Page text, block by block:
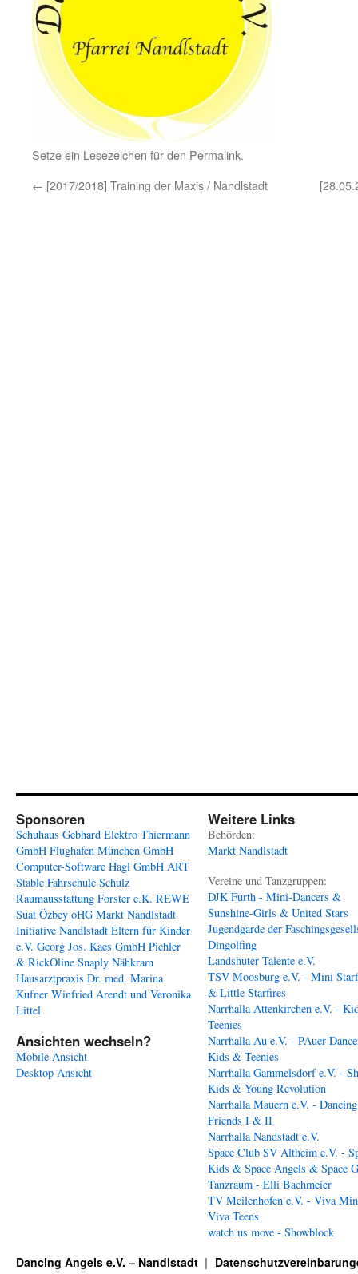
Setze ein Lesezeichen für den Permalink.
← [2017/2018] Training der Maxis / Nandlstadt
Sponsoren
Schuhaus Gebhard Elektro Thiermann
GmbH Flughafen München GmbH
Computer-Software Hagl GmbH ART
Stable Fahrschule Schulz
Raumausstattung Forster e.K. REWE
Suat Özbey oHG Markt Nandlstadt
Initiative Nandlstadt Eltern für Kinder
e.V. Georg Jos. Kaes GmbH Pichler
& RickOline Snaply Nähkram
Hausarztpraxis Dr. med. Marina
Kufner Winfried Arendt und Veronika
Littel
Ansichten wechseln?
Mobile Ansicht
Desktop Ansicht
Weitere Links
Behörden:
Markt Nandlstadt
Vereine und Tanzgruppen:
DJK Furth - Mini-Dancers &
Sunshine-Girls & United Stars
Jugendgarde der
Dingolfing
Landshuter Talente e.V.
TSV Moosburg e.V. - Mini
& Little Starfires
Narrhalla Attenkirchen e.V. -
Teenies
Narrhalla Au e.V. - PAuer
Kids & Teenies
Narrhalla Gammelsdorf e.V. -
Kids & Young Revolution
Narrhalla Mauern e.V. - Dancing
Friends I & II
Narrhalla Nandstadt e.V.
Space Club SV Altheim e.V. -
Kids & Space Angels & Space
Tanzraum - Elli Bachmeier
TV Meilenhofen e.V. - Viva
Viva Teens
watch us move - Showblock
Dancing Angels e.V. – Nandlstadt